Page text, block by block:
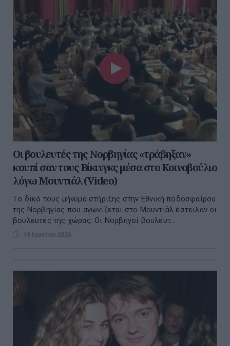
Οι βουλευτές της Νορβηγίας «τράβηξαν»
κουπί σαν τους Βίκινγκς μέσα στο Κοινοβούλιο
λόγω Μουντιάλ (Video)
Tο δικό τους μήνυμα στήριξης στην Εθνική ποδοσφαίρου
της Νορβηγίας που αγωνίζεται στο Μουντιάλ έστειλαν οι
βουλευτές της χώρας. Οι Νορβηγοί βουλευτ...
19 Ιουνίου 2026